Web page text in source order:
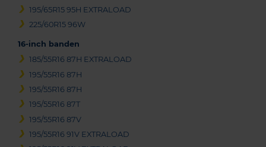
195/65R15 95H EXTRALOAD
225/60R15 96W
16-inch banden
185/55R16 87H EXTRALOAD
195/55R16 87H
195/55R16 87H
195/55R16 87T
195/55R16 87V
195/55R16 91V EXTRALOAD